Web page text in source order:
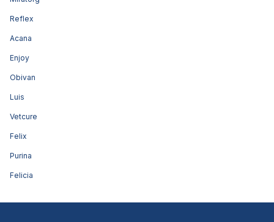
Reflex
Acana
Enjoy
Obivan
Luis
Vetcure
Felix
Purina
Felicia